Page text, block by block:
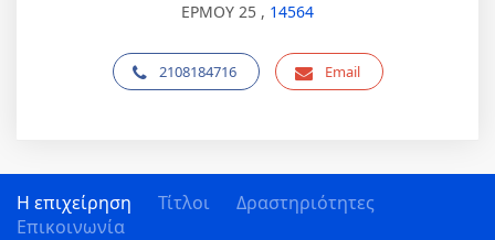
ΕΡΜΟΥ 25 , 14564
2108184716 Email
Η επιχείρηση Τίτλοι
Δραστηριότητες
Επικοινωνία